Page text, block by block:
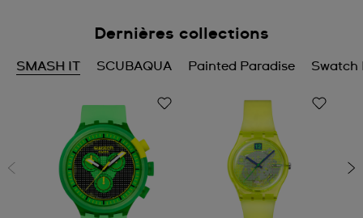
Dernières collections
SMASH IT SCUBAQUA Painted Paradise Swatch